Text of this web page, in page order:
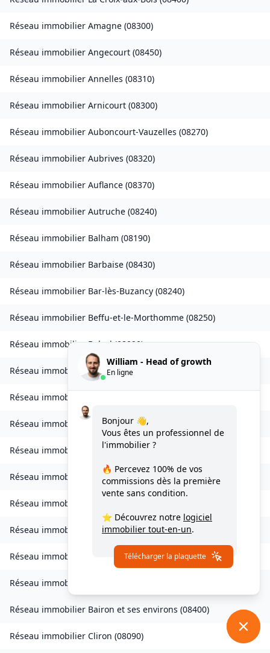
Réseau immobilier Amagne (08300)
Réseau immobilier Angecourt (08450)
Réseau immobilier Annelles (08310)
Réseau immobilier Arnicourt (08300)
Réseau immobilier Auboncourt-Vauzelles (08270)
Réseau immobilier Aubrives (08320)
Réseau immobilier Auflance (08370)
Réseau immobilier Autruche (08240)
Réseau immobilier Balham (08190)
Réseau immobilier Barbaise (08430)
Réseau immobilier Bar-lès-Buzancy (08240)
Réseau immobilier Beffu-et-le-Morthomme (08250)
Réseau immobilierBelval(08090)
Réseau immobilierBelval-Bois-des-Dames
Réseau immobilier
Réseau immobilier Bogny-sur-Meuse
Réseau immobilier Brévilly(08140)
Réseau immobilier Bulson(08450)
Réseau immobilier
Réseau immobilier Chalandry-Elaire(08160)
Réseau immobilier Chardeny(08400)
Réseau immobilier
Réseau immobilier Bairon et ses environs (08400)
Réseau immobilier Cliron (08090)
William - Head of growth
En ligne
Bonjour 👋,
Vous êtes un professionnel de
l'immobilier ?
🔥 Percevez 100% de vos
commissions dès la première
vente sans condition.
⭐ Découvrez notre logiciel
immobilier tout-en-un.
Télécharger la plaquette